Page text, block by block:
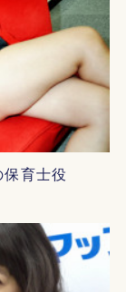
育士役